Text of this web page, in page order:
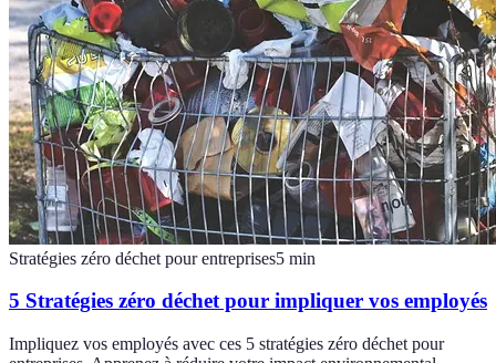
Stratégies zéro déchet pour entreprises5 min
5 Stratégies zéro déchet pour impliquer vos employés
Impliquez vos employés avec ces 5 stratégies zéro déchet pour